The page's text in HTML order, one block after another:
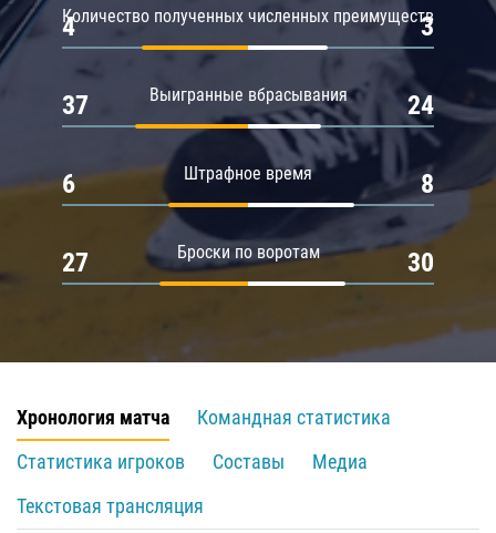
Количество полученных численных преимуществ
4 3
Выигранные вбрасывания
37 24
Штрафное время
6 8
Броски по воротам
27 30
Хронология матча
Командная статистика
Статистика игроков
Составы
Медиа
Текстовая трансляция